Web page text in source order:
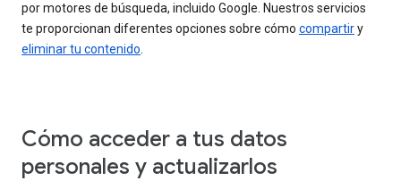
por motores de búsqueda, incluido Google. Nuestros servicios
te proporcionan diferentes opciones sobre cómo compartiry
eliminar tu contenido.
Cómo acceder a tus datos
personales y actualizarlos